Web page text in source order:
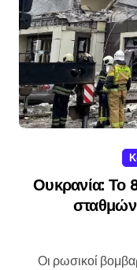
Ουκρανία: Το
σταθμών
Οι ρωσικοί βομβαρδισμοί τις τελευταίες εβδομάδες